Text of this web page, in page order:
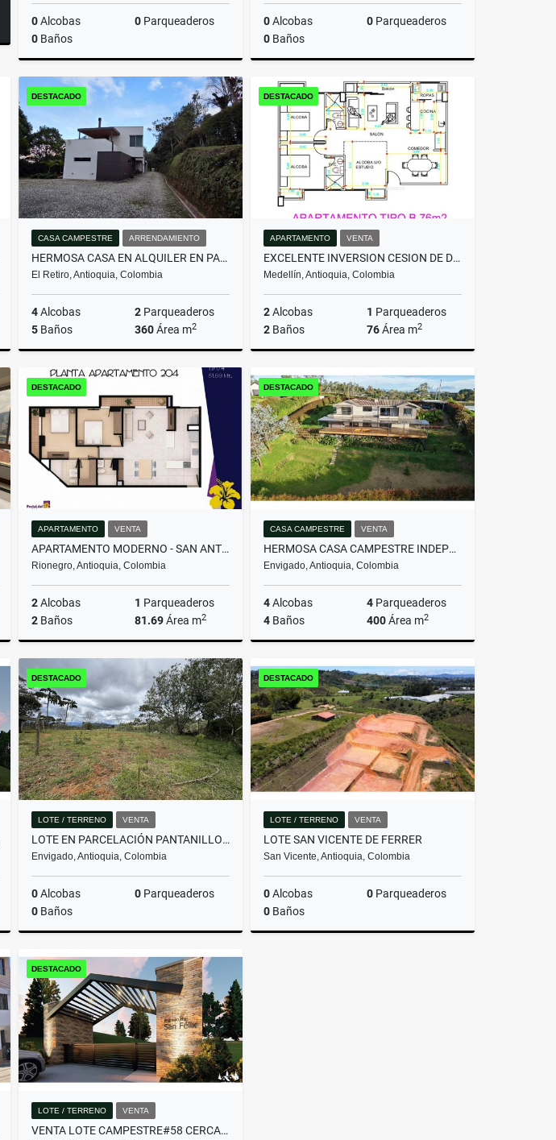
0Alcobas 0 Parqueaderos
0 Baños
Venta
$600.000.000
0Alcobas 0 Parqueaderos
0 Baños
Venta
$800.000.000
DESTACADO
CASA CAMPESTRE ARRENDAMIENTO
HERMOSA CASA EN ALQUILER EN PARCELACIÓN CAMPESTRE EN EL RETIRO
El Retiro, Antioquia, Colombia
4Alcobas 2 Parqueaderos
5 Baños 360Área m2
Arrendamiento
DESTACADO
APARTAMENTO VENTA
EXCELENTE INVERSION CESION DE DERECHOS ACABADO MODERNO -FLORESTA
Medellín, Antioquia, Colombia
2Alcobas 1 Parqueaderos
2 Baños 76Área m2
Venta
$607.200.000
DESTACADO
APARTAMENTO VENTA
APARTAMENTO MODERNO - SAN ANTONIO DE PEREIRA
Rionegro, Antioquia, Colombia
2Alcobas 1 Parqueaderos
2 Baños 81.69Área m2
Venta
$580.000.000
DESTACADO
CASA CAMPESTRE VENTA
HERMOSA CASA CAMPESTRE INDEPENDIENTE EN EL ALTO DE LAS PALMAS
Envigado, Antioquia, Colombia
4Alcobas 4 Parqueaderos
4 Baños 400Área m2
Venta
$2.800.000.000
DESTACADO
LOTE / TERRENO VENTA
LOTE EN PARCELACIÓN PANTANILLO ENVIGADO ALTOS DE LA MANUELA
Envigado, Antioquia, Colombia
0Alcobas 0 Parqueaderos
0 Baños
Venta
$2.000.000.000
DESTACADO
LOTE / TERRENO VENTA
LOTE SAN VICENTE DE FERRER
San Vicente, Antioquia, Colombia
0Alcobas 0 Parqueaderos
0 Baños
DESTACADO
LOTE / TERRENO VENTA
VENTA LOTE CAMPESTRE#58 CERCA A MEDELLÍN, VISTA PANORÁMICA SIN PEAJE